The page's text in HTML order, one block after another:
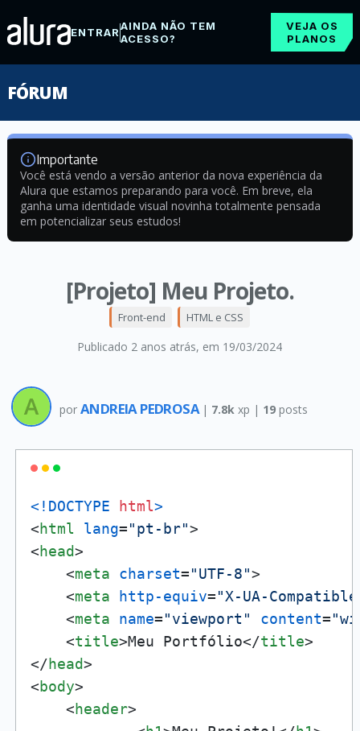
ENTRARAINDA NÃO TEM
ACESSO?
VEJA OS
PLANOS
FÓRUM
Importante
Você está vendo a versão anterior da nova experiência da
Alura que estamos preparando para você. Em breve, ela
ganha uma identidade visual novinha totalmente pensada
em potencializar seus estudos!
[Projeto] Meu Projeto.
Publicado 2 anos atrás, em 19/03/2024
Front-end HTML e CSS
por ANDREIA PEDROSA | 7.8k xp | 19 posts
<!DOCTYPE html>
<html lang="pt-br">
<head>
<meta charset="UTF-8">
<meta http-equiv="X-UA-
<meta name="viewport" content=
<title>Meu Portfólio</title>
</head>
<body>
<header>